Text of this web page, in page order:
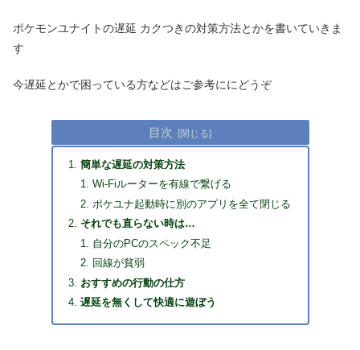
ポケモンユナイトの遅延 カクつきの対策方法とかを書いていきま
す
今遅延とかで困っている方などはご参考ににどうぞ
目次
簡単な遅延の対策方法
Wi-Fiルーターを有線で繋げる
ポケユナ起動時に別のアプリを全て閉じる
それでも直らない時は…
自分のPCのスペック不足
回線が貧弱
おすすめの行動の仕方
遅延を無くして快適に遊ぼう